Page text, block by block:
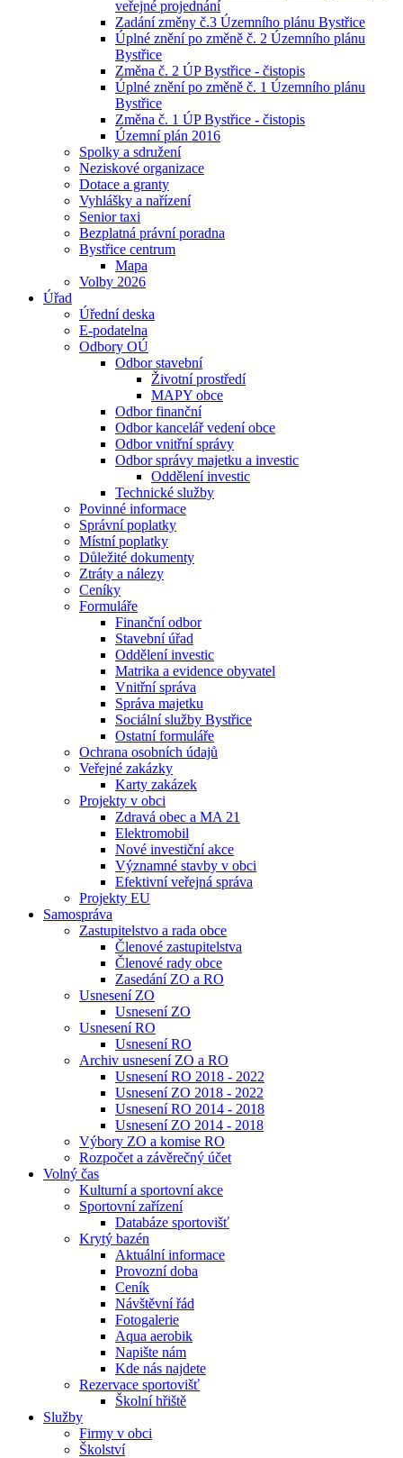
veřejné projednání
Zadání změny č.3 Územního plánu Bystřice
Úplné znění po změně č. 2 Územního plánu
Bystřice
Změna č. 2 ÚP Bystřice - čistopis
Úplné znění po změně č. 1 Územního plánu
Bystřice
Změna č. 1 ÚP Bystřice - čistopis
Územní plán 2016
Spolky a sdružení
Neziskové organizace
Dotace a granty
Vyhlášky a nařízení
Senior taxi
Bezplatná právní poradna
Bystřice centrum
Mapa
Volby 2026
Úřad
Úřední deska
E-podatelna
Odbory OÚ
Odbor stavební
Životní prostředí
MAPY obce
Odbor finanční
Odbor kancelář vedení obce
Odbor vnitřní správy
Odbor správy majetku a investic
Oddělení investic
Technické služby
Povinné informace
Správní poplatky
Místní poplatky
Důležité dokumenty
Ztráty a nálezy
Ceníky
Formuláře
Finanční odbor
Stavební úřad
Oddělení investic
Matrika a evidence obyvatel
Vnitřní správa
Správa majetku
Sociální služby Bystřice
Ostatní formuláře
Ochrana osobních údajů
Veřejné zakázky
Karty zakázek
Projekty v obci
Zdravá obec a MA 21
Elektromobil
Nové investiční akce
Významné stavby v obci
Efektivní veřejná správa
Projekty EU
Samospráva
Zastupitelstvo a rada obce
Členové zastupitelstva
Členové rady obce
Zasedání ZO a RO
Usnesení ZO
Usnesení ZO
Usnesení RO
Usnesení RO
Archiv usnesení ZO a RO
Usnesení RO 2018 - 2022
Usnesení ZO 2018 - 2022
Usnesení RO 2014 - 2018
Usnesení ZO 2014 - 2018
Výbory ZO a komise RO
Rozpočet a závěrečný účet
Volný čas
Kulturní a sportovní akce
Sportovní zařízení
Databáze sportovišť
Krytý bazén
Aktuální informace
Provozní doba
Ceník
Návštěvní řád
Fotogalerie
Aqua aerobik
Napište nám
Kde nás najdete
Rezervace sportovišť
Školní hřiště
Služby
Firmy v obci
Školství